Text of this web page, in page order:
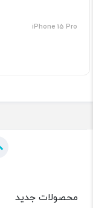
iPhone 15 Pro
محصولات جدید